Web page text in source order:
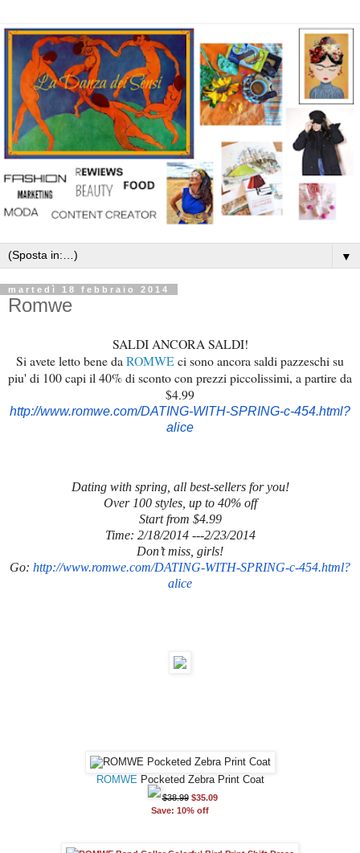
▼
martedì 18 febbraio 2014
Romwe
SALDI ANCORA SALDI!
Si avete letto bene da ROMWEci sono ancora saldi pazzeschi su
piu' di 100 capi il 40% di sconto con prezzi piccolissimi, a partire da
$4.99
http://www.romwe.com/DATING-WITH-SPRING-c-454.html?
alice
Dating with spring, all best-sellers for you!
Over 100 styles, up to 40% off
Start from $4.99
Time: 2/18/2014---2/23/2014
Don’t miss, girls!
Go: http://www.romwe.com/DATING-WITH-SPRING-c-454.html?
alice
ROMWE Pocketed Zebra Print Coat
$38.99 $35.09
Save: 10% off